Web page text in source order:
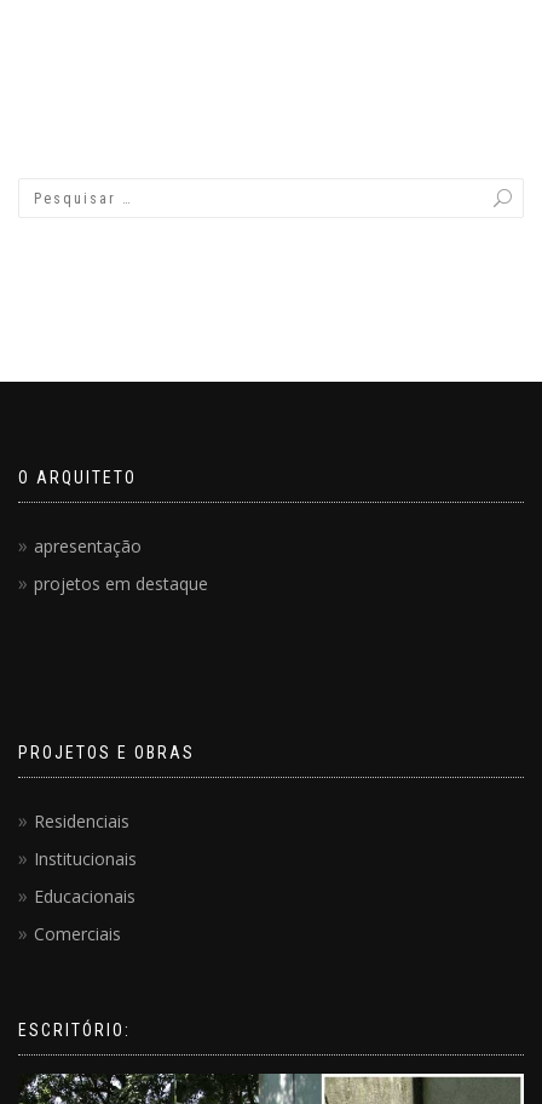
O ARQUITETO
apresentação
projetos em destaque
PROJETOS E OBRAS
Residenciais
Institucionais
Educacionais
Comerciais
ESCRITÓRIO: